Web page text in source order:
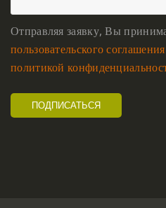
Отправляя заявку, Вы
пользовательского соглашения
политикой